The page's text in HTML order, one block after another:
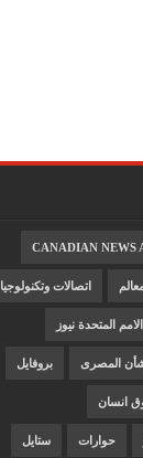
CANADIAN NEWS
اتصالات وتكنولوجيا
الامم المتحدة نيوز
المصرى بروفايل
انسان
حوارات ستايل